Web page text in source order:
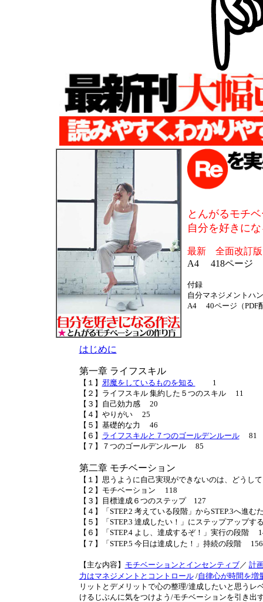
とんがるモチ
自分を好きに
最新 全面改訂版
A4 418ページ
付録
自分マネジメント
A4 40ページ（PDF
はじめに
第一章 ライフスキル
【１】 邪魔をしているものを知る
1
【２】ライフスキル 集約した５つのスキル 11
【３】自己効力感 20
【４】やりがい 25
【５】基礎的な力 46
【６】 ライフスキルと７つのゴールデンルール81
【７】７つのゴールデンルール 85
第二章 モチベーション
【１】思うように自己実現ができないのは、どうし
【２】モチベーション 118
【３】目標達成６つのステップ 127
【４】「STEP.2 考えている段階」からSTEP.3へ進
【５】「STEP.3 達成したい！」にステップアップ
【６】「STEP.4 よし、達成するぞ！」実行の段階
【７】「STEP.5 今日は達成した！」持続の段階 156
【主な内容】 モチベーションとインセンティブ／ 計
力はマネジメントとコントロール/自律心が時間を増
リットとデメリットで心の整理/達成したいと思うレ
けるじぶんに気をつけよう/モチベーションを引き出